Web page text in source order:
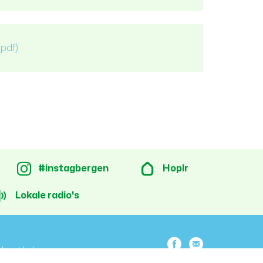
#instagbergen Hoplr
Lokale radio's
Facebook
E-